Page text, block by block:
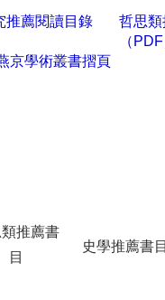
推薦閱讀目錄
哲思類
（PDF
京學術叢書摺頁
推薦書
目
史學推薦書目